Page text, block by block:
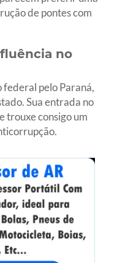
de pontes com
no
pelo Paraná,
Sua entrada no
trouxe consigo um